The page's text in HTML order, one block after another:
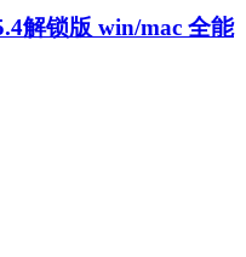
解锁版 win/mac 全能